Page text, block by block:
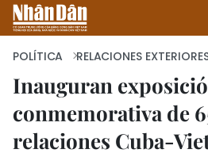
INICIO
POLÍTICA
POLÍTICA RELACIONES
Inauguran
conmemorativa de
relaciones Cuba-